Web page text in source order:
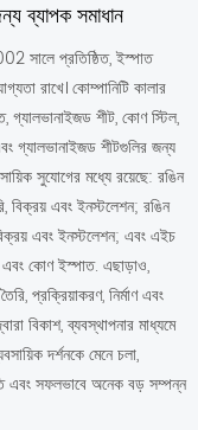
ব্যাপক সমাধান
সালে প্রতিষ্ঠিত, ইস্পাত
রাখে। কোম্পানিটি কালার
গ্যালভানাইজড শীট, কোণ স্টিল,
গ্যালভানাইজড শীটগুলির জন্য
সুযোগের মধ্যে রয়েছে: রঙিন
বিক্রয় এবং ইনস্টলেশন; রঙিন
এবং ইনস্টলেশন; এবং এইচ
এবং কোণ ইস্পাত. এছাড়াও,
প্রক্রিয়াকরণ, নির্মাণ এবং
বিকাশ, ব্যবস্থাপনার মাধ্যমে
দর্শনকে মেনে চলা,
এবং সফলভাবে অনেক বড় সম্পন্ন